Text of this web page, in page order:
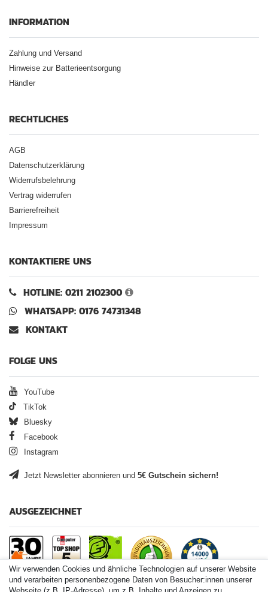
INFORMATION
Zahlung und Versand
Hinweise zur Batterieentsorgung
Händler
RECHTLICHES
AGB
Datenschutzerklärung
Widerrufsbelehrung
Vertrag widerrufen
Barrierefreiheit
Impressum
KONTAKTIERE UNS
HOTLINE: 0211 2102300
WHATSAPP: 0176 74731348
KONTAKT
FOLGE UNS
YouTube
TikTok
Bluesky
Facebook
Instagram
Jetzt Newsletter abonnieren und 5€ Gutschein sichern!
AUSGEZEICHNET
Wir verwenden Cookies und ähnliche Technologien auf unserer Website
und verarbeiten personenbezogene Daten von Besucher:innen unserer